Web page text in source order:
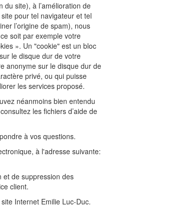
site), à l’amélioration de
pour tel navigateur et tel
l’origine de spam), nous
soit par exemple votre
». Un "cookie" est un bloc
le disque dur de votre
anonyme sur le disque dur de
privé, ou qui puisse
les services proposé.
néanmoins bien entendu
les fichiers d’aide de
à vos questions.
à l'adresse suivante:
et de suppression des
client.
Internet Emilie Luc-Duc.